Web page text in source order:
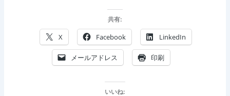
共有:
X Facebook LinkedIn
メールアドレス 印刷
いいね: